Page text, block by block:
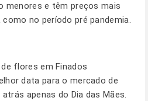
menores e têm preços mais
no período pré pandemia.
flores em Finados
data para o mercado de
apenas do Dia das Mães.